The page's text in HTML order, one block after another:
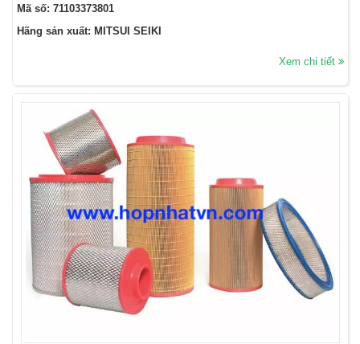
Mã số: 71103373801
Hãng sản xuất: MITSUI SEIKI
Xem chi tiết